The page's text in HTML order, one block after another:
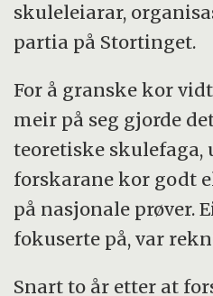
skuleleiarar,
partia på Stortinget.
For å granske kor
meir på seg gjorde
teoretiske skulefaga,
forskarane kor godt
på nasjonale prøver.
fokuserte på, var
Snart to år etter at